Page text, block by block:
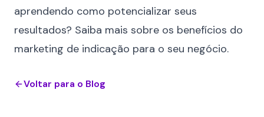
aprendendo como potencializar seus
resultados? Saiba mais sobre os benefícios do
marketing de indicação para o seu negócio.
Voltar para o Blog